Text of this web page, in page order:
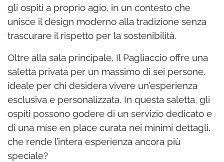
gli ospiti a proprio agio, in un contesto che
unisce il design moderno alla tradizione senza
trascurare il rispetto per la sostenibilità.
Oltre alla sala principale, Il Pagliaccio offre una
saletta privata per un massimo di sei persone,
ideale per chi desidera vivere un’esperienza
esclusiva e personalizzata. In questa saletta, gli
ospiti possono godere di un servizio dedicato e
di una mise en place curata nei minimi dettagli,
che rende l’intera esperienza ancora più
speciale?